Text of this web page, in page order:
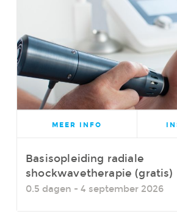
MEER INFO
Basisopleiding radiale
shockwavetherapie (gratis)
0.5 dagen - 4 september 2026